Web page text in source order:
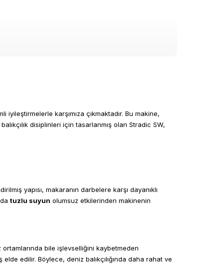
karşımıza çıkmaktadır. Bu makine,
disiplinleri için tasarlanmış olan Stradic SW,
yapısı, makaranın darbelere karşı dayanıklı
tuzlu suyun olumsuz etkilerinden makinenin
bile işlevselliğini kaybetmeden
edilir. Böylece, deniz balıkçılığında daha rahat ve